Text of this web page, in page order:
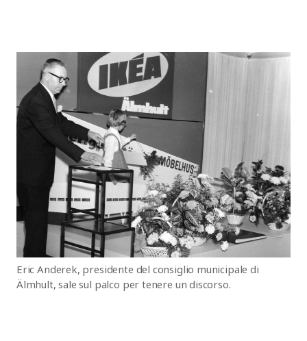
Eric Anderek, presidente del consiglio municipale di
Älmhult, sale sul palco per tenere un discorso.